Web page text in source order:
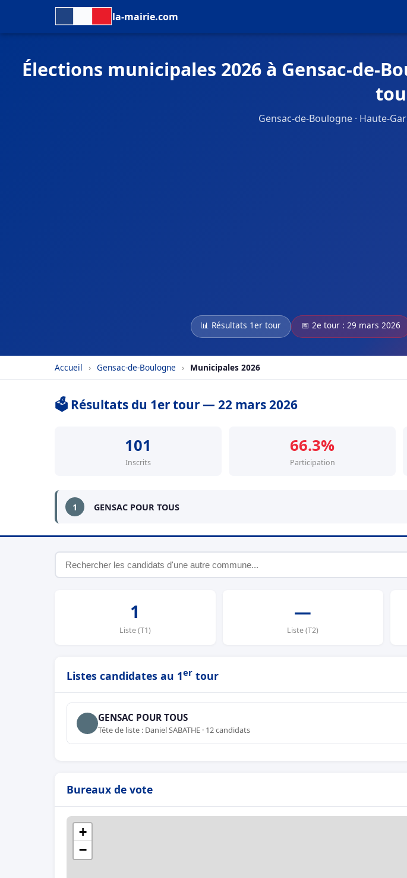
la-mairie.com
Élections municipales 2026 à Gensac-de-
Gensac-de-Boulogne · Haute-
📊 Résultats 1er tour 📅 2e tour : 29 mars 2026
Accueil › Gensac-de-Boulogne › Municipales 2026
🗳️ Résultats du 1er tour — 22 mars 2026
101
Inscrits
66.3%
Participation
1 GENSAC POUR TOUS
1
Liste (T1)
—
Liste (T2)
Listes candidates au 1er tour
GENSAC POUR TOUS
Tête de liste : Daniel SABATHE · 12 candidats
Bureaux de vote
+
−